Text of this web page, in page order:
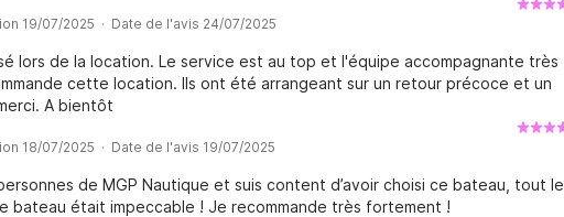
19/07/2025 · Date de l'avis 24/07/2025
lors de la location. Le service est au top et l'équipe accompagnante très
cette location. Ils ont été arrangeant sur un retour précoce et un
A bientôt
18/07/2025 · Date de l'avis 19/07/2025
de MGP Nautique et suis content d’avoir choisi ce bateau, tout le
bateau était impeccable ! Je recommande très fortement !